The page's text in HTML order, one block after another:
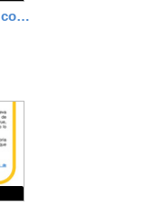
Recursos para el reto ¿Qué comen los dinosaurios?